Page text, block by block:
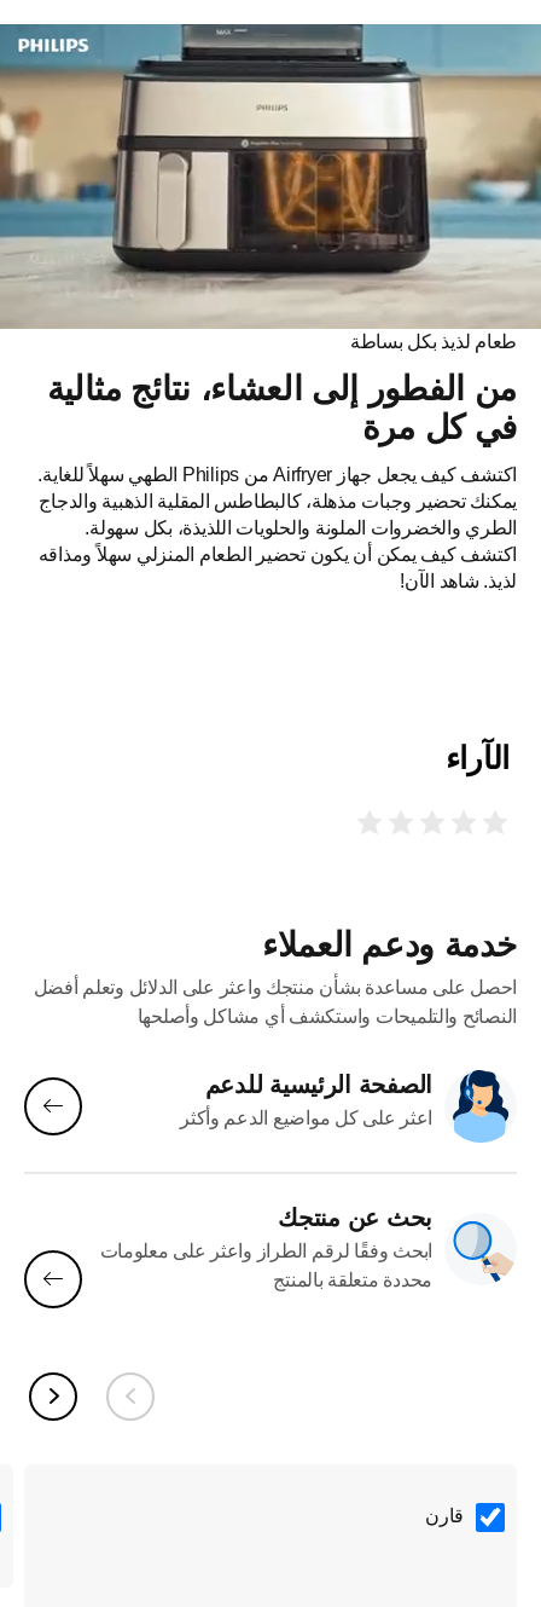
طعام لذيذ بكل بساطة
من الفطور إلى العشاء، نتائج مثالية
في كل مرة
اكتشف كيف يجعل جهاز Airfryer من Philips الطهي سهلاً للغاية.
يمكنك تحضير وجبات مذهلة، كالبطاطس المقلية الذهبية والدجاج
الطري والخضروات الملونة والحلويات اللذيذة، بكل سهولة.
اكتشف كيف يمكن أن يكون تحضير الطعام المنزلي سهلاً ومذاقه
لذيذ. شاهد الآن!
توفير ما يصل إلى 80% من الطاقة،
وطهي بشكل أسرع بنسبة 40%⁸
يمكنك الطهي بشكل أسرع بنسبة تصل إلى 40% وتوفير ما يصل
إلى 80% من الطاقة مقارنة بالفرن التقليدي. بفضل عمل السلّتين
معًا، ستحصل على وجبات كاملة في وقت أقل، أي فعالية أكبر
وتأثير أقل على فاتورة الطاقة ومحافظة أكثر على البيئة.
الآراء
خدمة ودعم العملاء
احصل على مساعدة بشأن منتجك واعثر على الدلائل وتعلم أفضل
النصائح والتلميحات واستكشف أي مشاكل وأصلحها
الصفحة الرئيسية للدعم
اعثر على كل مواضيع الدعم وأكثر
بحث عن منتجك
ابحث وفقًا لرقم الطراز واعثر على معلومات
محددة متعلقة بالمنتج
قارن